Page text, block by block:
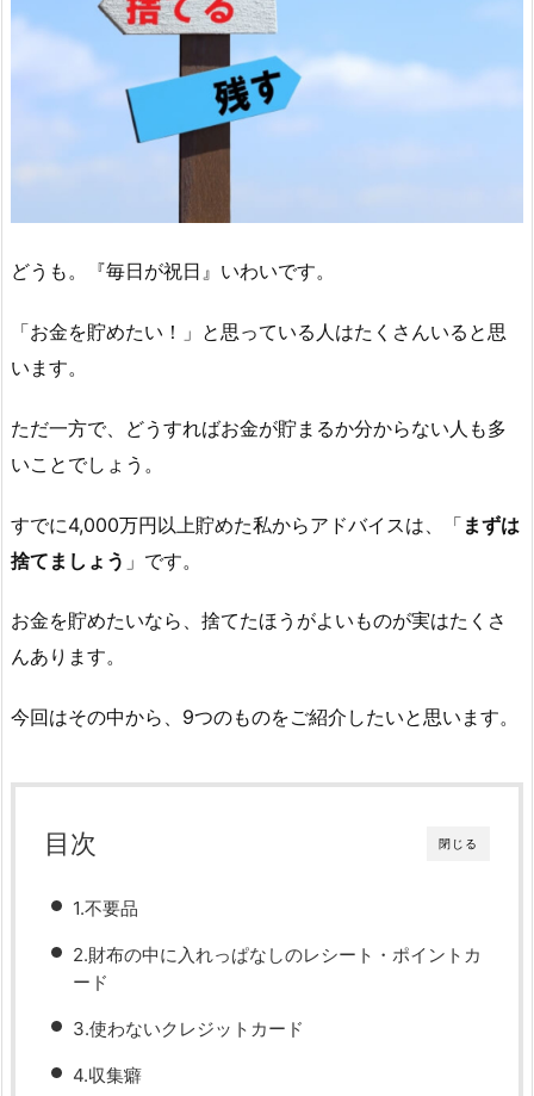
どうも。『毎日が祝日』いわいです。
「お金を貯めたい！」と思っている人はたくさんいると思
います。
ただ一方で、どうすればお金が貯まるか分からない人も多
いことでしょう。
すでに4,000万円以上貯めた私からアドバイスは、「 まずは
捨てましょう 」です。
お金を貯めたいなら、捨てたほうがよいものが実はたくさ
んあります。
今回はその中から、9つのものをご紹介したいと思います。
閉じる
目次
1.不要品
2.財布の中に入れっぱなしのレシート・ポイントカ
ード
3.使わないクレジットカード
4.収集癖